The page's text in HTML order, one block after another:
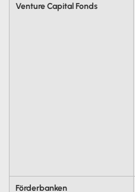
Venture Capital Fonds
Förderbanken